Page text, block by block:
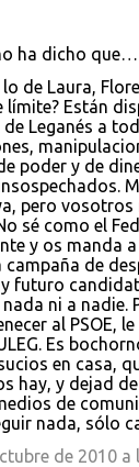
ha dicho que…
lo de Laura,
límite? Están
de Leganés a
poder y de
pero vosotros
sé como el
y os manda
campaña de
futuro
ni a nadie.
al PSOE,
Es
en casa,
hay, y dejad
de
nada, sólo
de 2010 a